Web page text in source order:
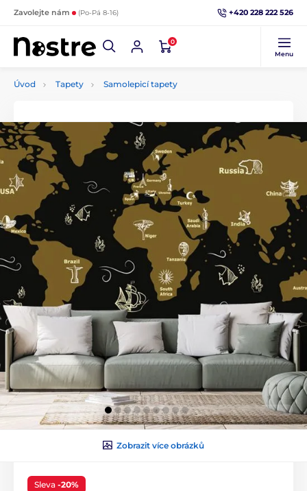
Zavolejte nám (Po-Pá 8-16) +420 228 222 526
0
Menu
Úvod Tapety Samolepicí tapety
Zobrazit více obrázků
Sleva -20%